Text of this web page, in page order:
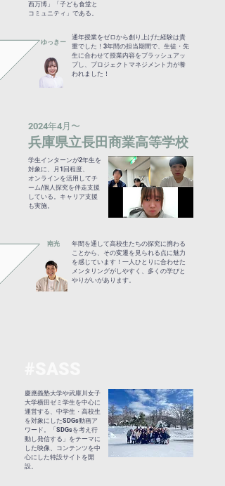
西万博」「子ども食堂と
コミュニティ」である。
ゆっきー
通年授業をゼロから創り上げた経験は貴
重でした！3年間の担当期間で、生徒・先
生に合わせて授業内容をブラッシュアッ
プし、プロジェクトマネジメント力が養
われました！
2024年4月〜
兵庫県立長田商業高等学校
学生インターンが2年生を
対象に、月1回程度、
オンラインを活用してチ
ーム/個人探究を伴走支援
している。キャリア支援
も実施。
​南光
年間を通して高校生たちの探究に携わる
ことから、その変遷を見られる点に魅力
を感じています！一人ひとりに合わせた
メンタリングがしやすく、多くの学びと
やりがいがあります。
慶應義塾大学や武庫川女子
大学横田ゼミ学生を中心に
運営する、中学生・高校生
を対象にしたSDGs動画ア
ワード。「SDGsを考え行
動し発信する」をテーマに
した映像、コンテンツを中
心にした特設サイトを開
設。